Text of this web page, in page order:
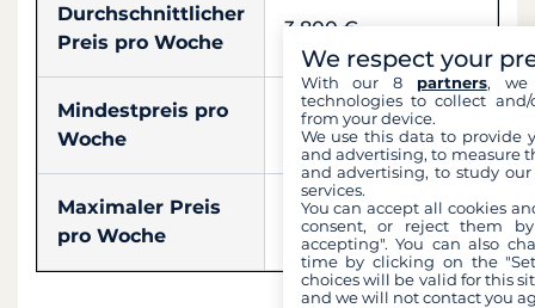
Durchschnittlicher
Preis pro Woche
3 800 €
Mindestpreis pro
Woche
2 200 €
Maximaler Preis
pro Woche
7 600 €
We respect your
With our 8 partners, we
technologies to collect
from your device.
We use this data to provide
and advertising, to measure
and advertising, to study
services.
You can accept all cookies
consent, or reject them
accepting". You can also
time by clicking on the
choices will be valid for this
and we will not contact you